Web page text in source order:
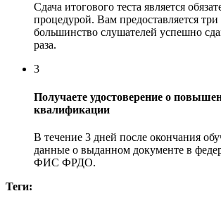
Сдача итогового теста является
процедурой. Вам предоставляется
большинство слушателей успешно
раза.
3
Получаете удостоверение о
квалификации
В течение 3 дней после окончания
данные о выданном документе в
ФИС ФРДО.
Теги: